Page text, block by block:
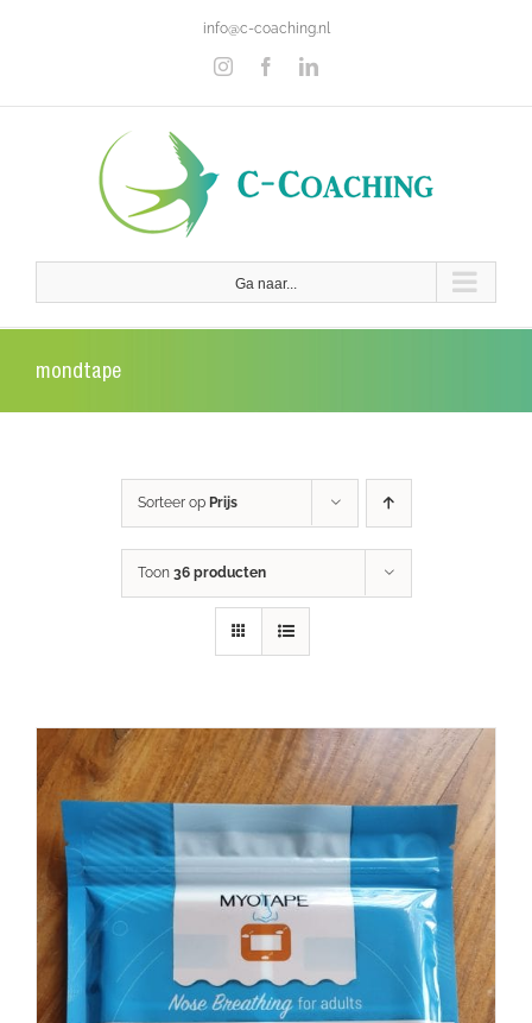
info@c-coaching.nl
InstagramFacebookLinkedIn
Ga naar...
mondtape
Sorteer op Prijs
Toon 36 producten